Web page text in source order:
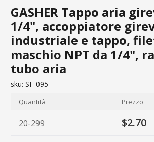
GASHER Tappo aria
1/4", accoppiatore
industriale e tappo,
maschio NPT da 1/4",
tubo aria
sku: SF-095
Quantità Prezzo
20-299 $2.70